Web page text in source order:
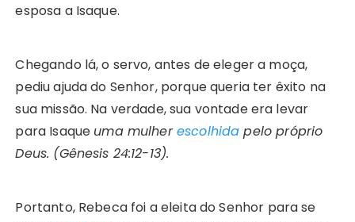
esposa a Isaque.
Chegando lá, o servo, antes de eleger a moça,
pediu ajuda do Senhor, porque queria ter êxito na
sua missão. Na verdade, sua vontade era levar
para Isaque uma mulherescolhidapelo próprio
Deus. (Gênesis 24:12-13).
Portanto, Rebeca foi a eleitado Senhor para se